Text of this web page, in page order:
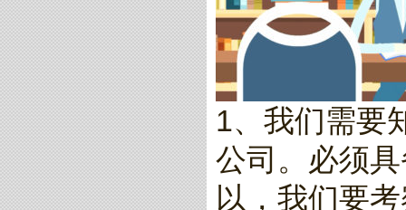
1、我们需要
公司。必须
以，我们要